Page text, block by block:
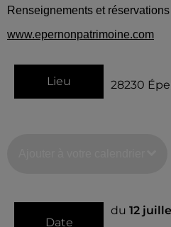
Renseignements et
www.epernonpatrimoine.com
Lieu 28230
Date
du 12